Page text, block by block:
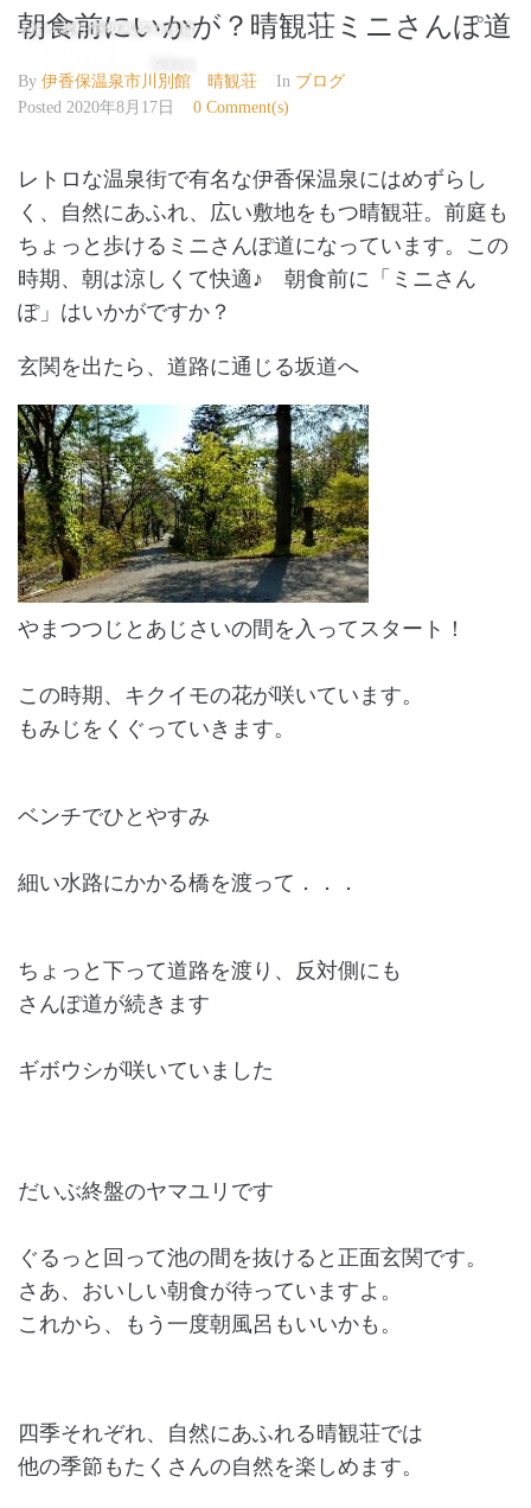
朝食前にいかが？晴観荘ミニさんぽ道
By 伊香保温泉市川別館 晴観荘 In ブログ
Posted 2020年8月17日 0 Comment(s)
レトロな温泉街で有名な伊香保温泉にはめずらし
く、自然にあふれ、広い敷地をもつ晴観荘。前庭も
ちょっと歩けるミニさんぽ道になっています。この
時期、朝は涼しくて快適♪ 朝食前に「ミニさん
ぽ」はいかがですか？
玄関を出たら、道路に通じる坂道へ
やまつつじとあじさいの間を入ってスタート！
この時期、キクイモの花が咲いています。
もみじをくぐっていきます。
ベンチでひとやすみ
細い水路にかかる橋を渡って．．．
ちょっと下って道路を渡り、反対側にも
さんぽ道が続きます
ギボウシが咲いていました
だいぶ終盤のヤマユリです
ぐるっと回って池の間を抜けると正面玄関です。
さあ、おいしい朝食が待っていますよ。
これから、もう一度朝風呂もいいかも。
四季それぞれ、自然にあふれる晴観荘では
他の季節もたくさんの自然を楽しめます。